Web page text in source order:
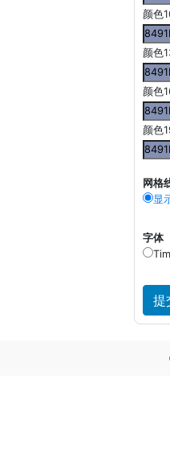
颜色
颜色
颜色
颜色
网格
显
字体